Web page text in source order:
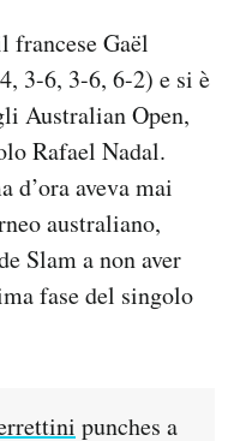
Gaël
3-6, 3-6, 6-2) e si è
Australian Open,
Rafael Nadal.
d’ora aveva mai
australiano,
Slam a non aver
fase del singolo
punches a